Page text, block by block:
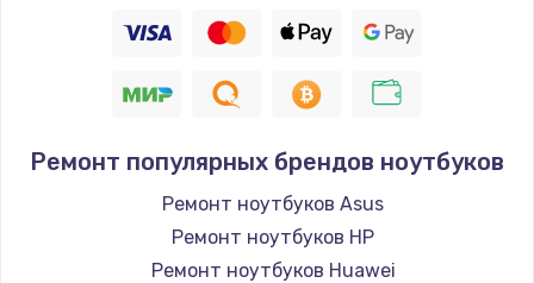
Ремонт популярных брендов ноутбуков
Ремонт ноутбуков Asus
Ремонт ноутбуков HP
Ремонт ноутбуков Huawei